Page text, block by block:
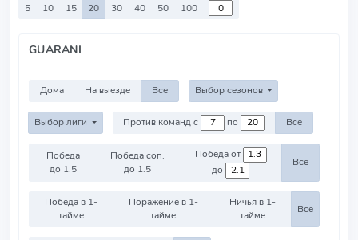
5 10 15 20 30 40 50 100
GUARANI
Дома На выезде Все Выбор сезонов
Выбор лиги Против команд с по Все
Победа
до 1.5
Победа соп.
до 1.5
Победа от
до
Все
Победа в 1-
тайме
Поражение в 1-
тайме
Ничья в 1-
тайме
Все